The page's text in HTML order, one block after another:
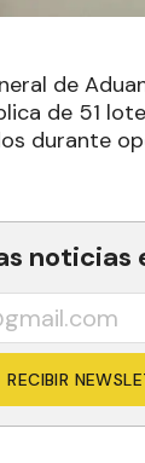
de
de 51
durante
noticias
RECIBIR